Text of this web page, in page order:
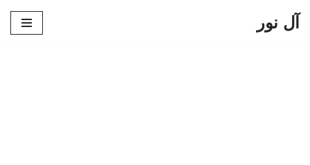
آل نور